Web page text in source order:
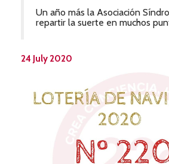
Un año más la Asociación
repartir la suerte en muchos
24 July 2020